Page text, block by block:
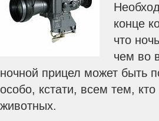
конце
что
чем во
ночной прицел может быть
особо, кстати, всем тем,
животных.